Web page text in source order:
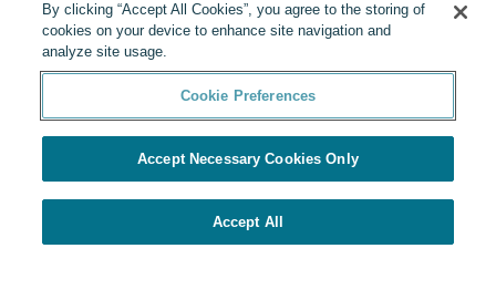
By clicking “Accept All Cookies”, you agree to the storing of
cookies on your device to enhance site navigation and
analyze site usage.
Cookie Preferences
Accept Necessary Cookies Only
Accept All